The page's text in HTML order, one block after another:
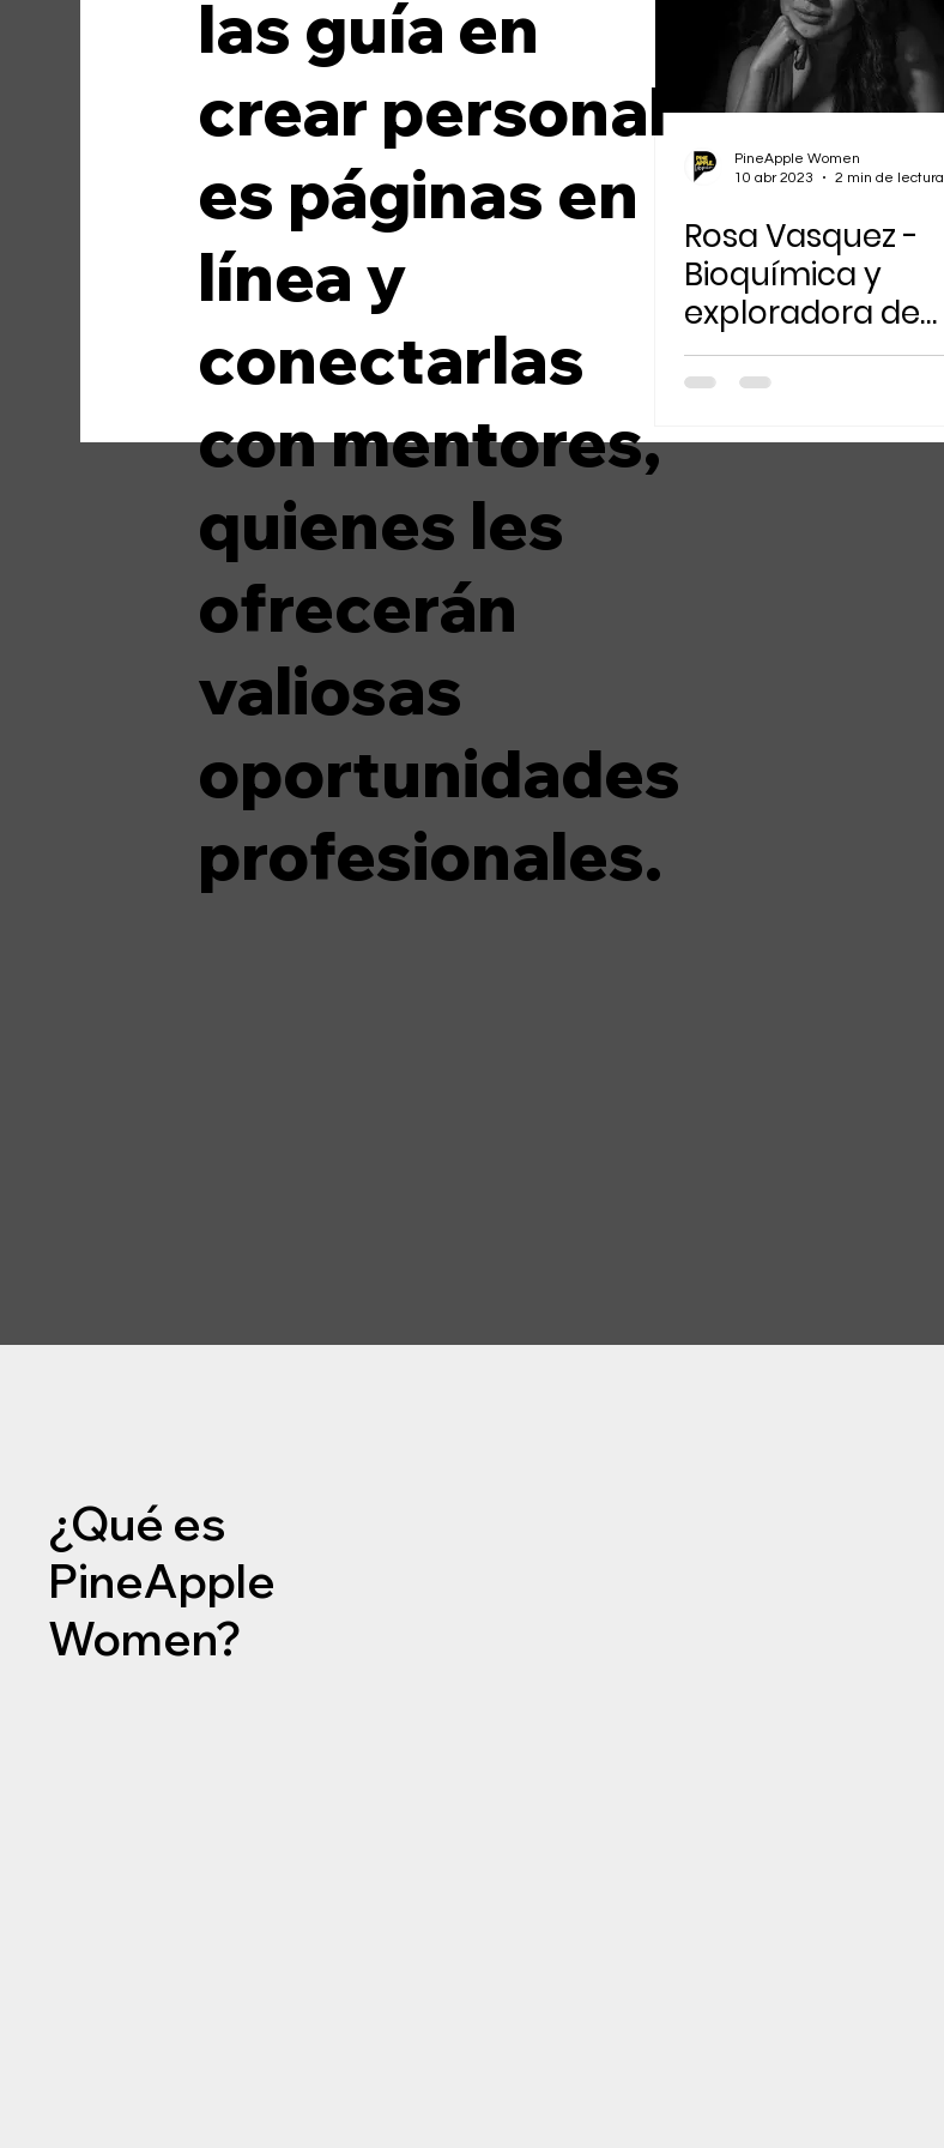
Medios de comunicación Moda Sostenibilidad Ambiental
PineApple Women
10 abr 2023
2 min de lectura
Rosa Vasquez -
Bioquímica y
exploradora de
NatGeo ha
alcanzando la
¿Qué es
PineApple
Women?
las guía en
crear personal
es páginas en
línea y
conectarlas
con mentores,
quienes les
ofrecerán
valiosas
oportunidades
profesionales.